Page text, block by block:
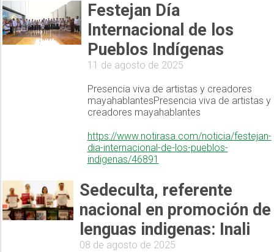
Festejan Día
Internacional de los
Pueblos Indígenas
11 de agosto de 2025
Presencia viva de artistas y creadores
mayahablantesPresencia viva de artistas y
creadores mayahablantes
https://www.notirasa.com/noticia/festejan-
dia-internacional-de-los-pueblos-
indigenas/46891
Sedeculta, referente
nacional en promoción de
lenguas indigenas: Inali
08 de agosto de 2025